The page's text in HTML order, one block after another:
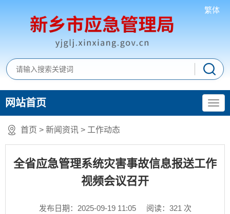
繁体
网站首页
首页 > 新闻资讯 > 工作动态
全省应急管理系统灾害事故信息报送工作
视频会议召开
发布日期：2025-09-19 11:05 阅读： 321 次